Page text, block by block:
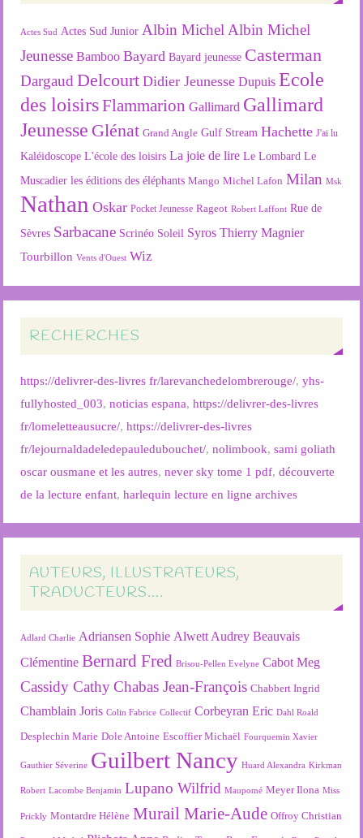
Actes Sud Actes Sud Junior Albin Michel Albin Michel
Jeunesse Bamboo Bayard Bayard jeunesse Casterman
Dargaud Delcourt Didier Jeunesse Dupuis Ecole
des loisirsFlammarion Gallimard Gallimard
Jeunesse Glénat Grand Angle Gulf Stream Hachette J'ai lu
Kaléidoscope L'école des loisirs La joie de lire Le Lombard Le
Muscadier les éditions des éléphants Mango Michel Lafon Milan Msk
Nathan Oskar Pocket Jeunesse Rageot Robert Laffont Rue de
Sèvres Sarbacane Scrinéo Soleil Syros Thierry Magnier
Tourbillon Vents d'Ouest Wiz
RECHERCHES
https://delivrer-des-livres fr/larevanchedelombrerouge/,yhs-
fullyhosted_003,noticias espana,https://delivrer-des-livres
fr/lomeletteausucre/,https://delivrer-des-livres
fr/lejournaldadeledepauledubouchet/,nolimbook,sami goliath
oscar ousmane et les autres,never sky tome 1 pdf,découverte
de la lecture enfant,harlequin lecture en ligne archives
AUTEURS, ILLUSTRATEURS,
TRADUCTEURS….
Adlard Charlie Adriansen Sophie Alwett Audrey Beauvais
Clémentine Bernard Fred Brisou-Pellen Evelyne Cabot Meg
Cassidy Cathy Chabas Jean-François Chabbert Ingrid
Chamblain Joris Colin Fabrice Collectif Corbeyran Eric Dahl Roald
Desplechin Marie Dole Antoine Escoffier Michaël Fourquemin Xavier
Gauthier Séverine Guilbert Nancy Huard Alexandra Kirkman
Robert Lacombe Benjamin Lupano Wilfrid Maupomé Meyer Ilona Miss
Prickly Montardre Hélène Murail Marie-Aude Offroy Christian